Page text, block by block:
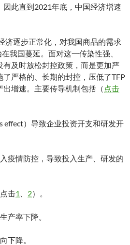
因此直到2021年底，中国经济增速
济逐步正常化，对我国商品的需求
我国蔓延。面对这一传染性强、
及时放松封控政策，而是更加严
严格的、长期的封控，压低了TFP
增速。主要传导机制包括（ 点击
effect）导致企业投资开支和研发开
疫情防控，导致投入生产、研发的
击1 2）。
产率下降。
下降。